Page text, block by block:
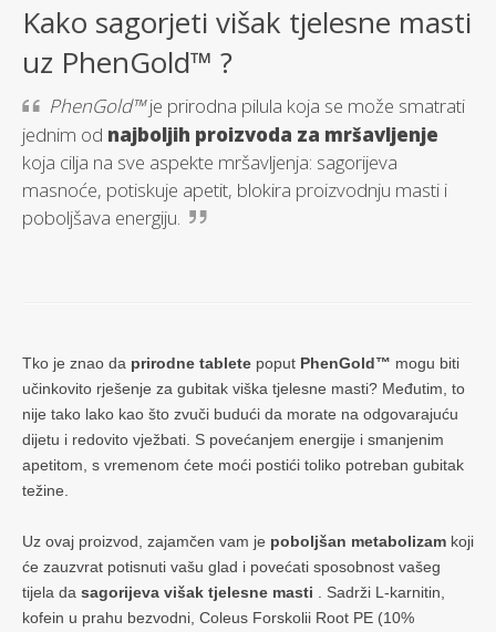
Kako sagorjeti višak tjelesne masti
uz PhenGold™ ?
PhenGold™je prirodna pilula koja se može smatrati
jednim od najboljih proizvoda za mršavljenje
koja cilja na sve aspekte mršavljenja: sagorijeva
masnoće, potiskuje apetit, blokira proizvodnju masti i
poboljšava energiju.
Tko je znao da prirodne tablete poput PhenGold™ mogu biti
učinkovito rješenje za gubitak viška tjelesne masti? Međutim, to
nije tako lako kao što zvuči budući da morate na odgovarajuću
dijetu i redovito vježbati. S povećanjem energije i smanjenim
apetitom, s vremenom ćete moći postići toliko potreban gubitak
težine.
Uz ovaj proizvod, zajamčen vam je poboljšan metabolizam koji
će zauzvrat potisnuti vašu glad i povećati sposobnost vašeg
tijela da sagorijeva višak tjelesne masti . Sadrži L-karnitin,
kofein u prahu bezvodni, Coleus Forskolii Root PE (10%